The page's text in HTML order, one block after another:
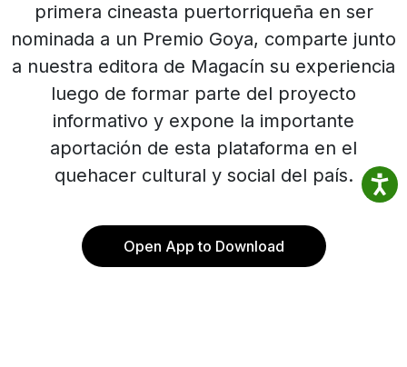
primera cineasta puertorriqueña en ser
nominada a un Premio Goya, comparte junto
a nuestra editora de Magacín su experiencia
luego de formar parte del proyecto
informativo y expone la importante
aportación de esta plataforma en el
quehacer cultural y social del país.
Open App to Download